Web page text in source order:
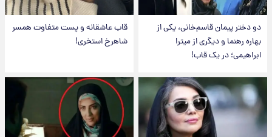
دو دختر پیمان قاسم‌خانی، یکی از
بهاره رهنما و دیگری از میترا
ابراهیمی؛ در یک قاب!
قاب عاشقانه و پست متفاوت همسر
شاهرخ استخری!